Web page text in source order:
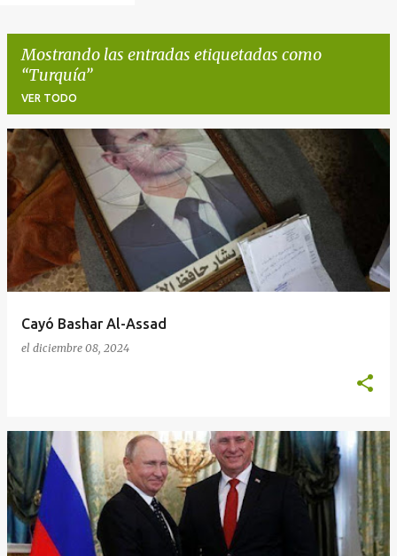
Mostrando las entradas etiquetadas como
Turquía
VER TODO
E
n
t
a
d
Cayó Bashar Al-Assad
el diciembre 08, 2024